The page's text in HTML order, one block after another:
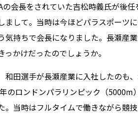
の会長をされていた吉松時義氏が後
まして。当時は今ほどパラスポーツ
気持ちで会長になりました。長瀬産
っかけだったのでしょうか。
和田選手が長瀬産業に入社したのも
のロンドンパラリンピック（
。当時はフルタイムで働きながら競